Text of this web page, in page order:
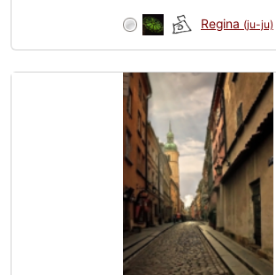
Regina (ju-ju)